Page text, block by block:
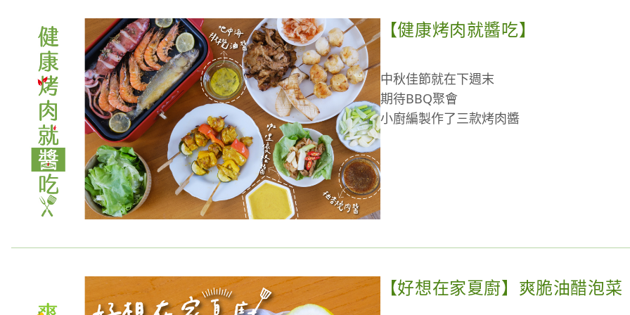
本次選用澄形海鮮的【挪威鮭魚肚條】🐟
鮭魚肚豐腴鮮美
【健康烤肉就醬吃】
中秋佳節就在下週末
期待BBQ聚會
小廚編製作了三款烤肉醬
推薦給想要健康夯肉的你～
今年夯肉趴，你就是神醬隊友！
【好想在家夏廚】爽脆油醋泡菜